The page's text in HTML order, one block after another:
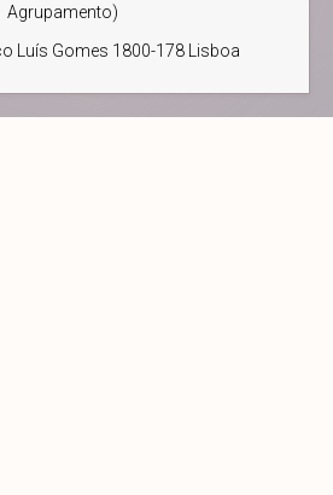
Agrupamento)
Luís Gomes 1800-178 Lisboa